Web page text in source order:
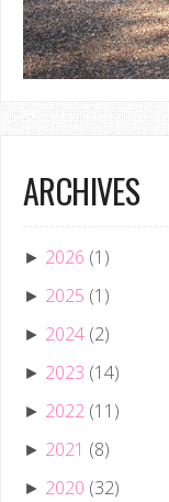
ARCHIVES
► 2026 (1)
► 2025 (1)
► 2024 (2)
► 2023 (14)
► 2022 (11)
► 2021 (8)
► 2020 (32)